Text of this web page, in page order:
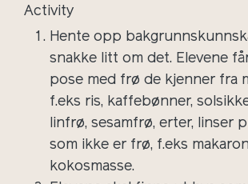
Activity
Hente opp
snakke litt om det. Elevene
pose med frø de kjenner fra
f.eks ris, kaffebønner,
linfrø, sesamfrø, erter, linser
som ikke er frø, f.eks
kokosmasse.